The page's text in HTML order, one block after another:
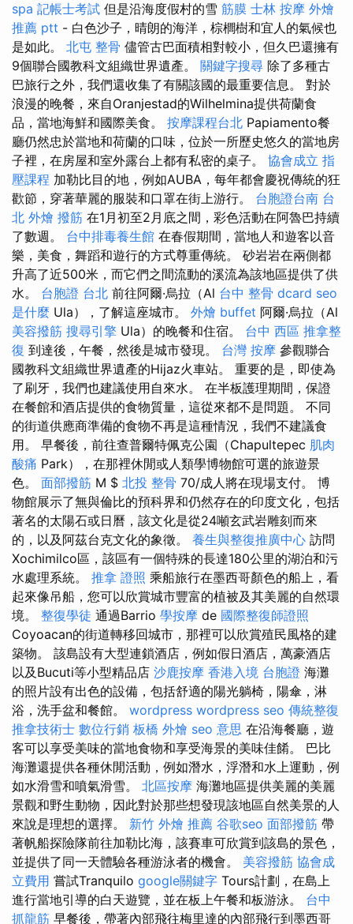
spa 記帳士考試 但是沿海度假村的雪 筋膜 士林 按摩 外燴
推薦 ptt - 白色沙子，晴朗的海洋，棕櫚樹和宜人的氣候也
是如此。 北屯 整骨 儘管古巴面積相對較小，但久巴還擁有
9個聯合國教科文組織世界遺產。 關鍵字搜尋 除了多種古
巴旅行之外，我們還收集了有關該國的最重要信息。 對於
浪漫的晚餐，來自Oranjestad的Wi​​lhelmina提供荷蘭食
品，當地海鮮和國際美食。 按摩課程台北 Papiamento餐
廳仍然忠於當地和荷蘭的口味，位於一所歷史悠久的當地房
子裡，在房屋和室外露台上都有私密的桌子。 協會成立 指
壓課程 加勒比目的地，例如AUBA，每年都會慶祝傳統的狂
歡節，穿著華麗的服裝和口罩在街上游行。 台胞證台南 台
北 外燴 撥筋 在1月初至2月底之間，彩色活動在阿魯巴持續
了數週。 台中排毒養生館 在春假期間，當地人和遊客以音
樂，美食，舞蹈和遊行的方式尊重傳統。 砂岩岩在兩側都
升高了近500米，而它們之間流動的溪流為該地區提供了供
水。 台胞證 台北 前往阿爾·烏拉（Al 台中 整骨 dcard seo
是什麼 Ula），了解這座城市。 外燴 buffet 阿爾·烏拉（Al
美容撥筋 搜尋引擎 Ula）的晚餐和住宿。 台中 西區 推拿整
復 到達後，午餐，然後是城市發現。 台灣 按摩 參觀聯合
國教科文組織世界遺產的Hijaz火車站。 重要的是，即使為
了刷牙，我們也建議使用自來水。 在半板護理期間，保證
在餐館和酒店提供的食物質量，這從來都不是問題。 不同
的街道供應商準備的食物不再是這種情況，我們不建議食
用。 早餐後，前往查普爾特佩克公園（Chapultepec 肌肉
酸痛 Park），在那裡休閒或人類學博物館可選的旅遊景
色。 面部撥筋 M $ 北投 整骨 70/成人將在現場支付。 博
物館展示了無與倫比的預科界和仍然存在的印度文化，包括
著名的太陽石或日曆，該文化是從24噸玄武岩雕刻而來
的，以及阿茲台克文化的象徵。 養生與整復推廣中心 訪問
Xochimilco區，該區有一個特殊的長達180公里的湖泊和污
水處理系統。 推拿 證照 乘船旅行在墨西哥顏色的船上，看
起來像吊船，您可以欣賞城市豐富的植被及其美麗的自然環
境。 整復學徒 通過Barrio 學按摩 de 國際整復師證照
Coyoacan的街道轉移回城市，那裡可以欣賞殖民風格的建
築物。 該島設有大型連鎖酒店，例如假日酒店，萬豪酒店
以及Bucuti等小型精品店 沙鹿按摩 香港入境 台胞證 海灘
的照片設有出色的設備，包括舒適的陽光躺椅，陽傘，淋
浴，洗手盆和餐館。 wordpress wordpress seo 傳統整復
推拿技術士 數位行銷 板橋 外燴 seo 意思 在沿海餐廳，遊
客可以享受美味的當地食物和享受海景的美味佳餚。 巴比
海灘還提供各種休閒活動，例如潛水，浮潛和水上運動，例
如水滑雪和噴氣滑雪。 北區按摩 海灘地區提供美麗的美麗
景觀和野生動物，因此對於那些想發現該地區自然美景的人
來說是理想的選擇。 新竹 外燴 推薦 谷歌seo 面部撥筋 帶
著帆船探險隊前往加勒比海，該賽車可欣賞到該島的景色，
並提供了同一天體驗各種游泳者的機會。 美容撥筋 協會成
立費用 嘗試Tranquilo google關鍵字 Tours計劃，在島上
進行當地引導的白天遊覽，並在板上午餐和板游泳。 台中
抓龍筋 早餐後，帶著內部飛往梅里達的內部飛行到墨西哥